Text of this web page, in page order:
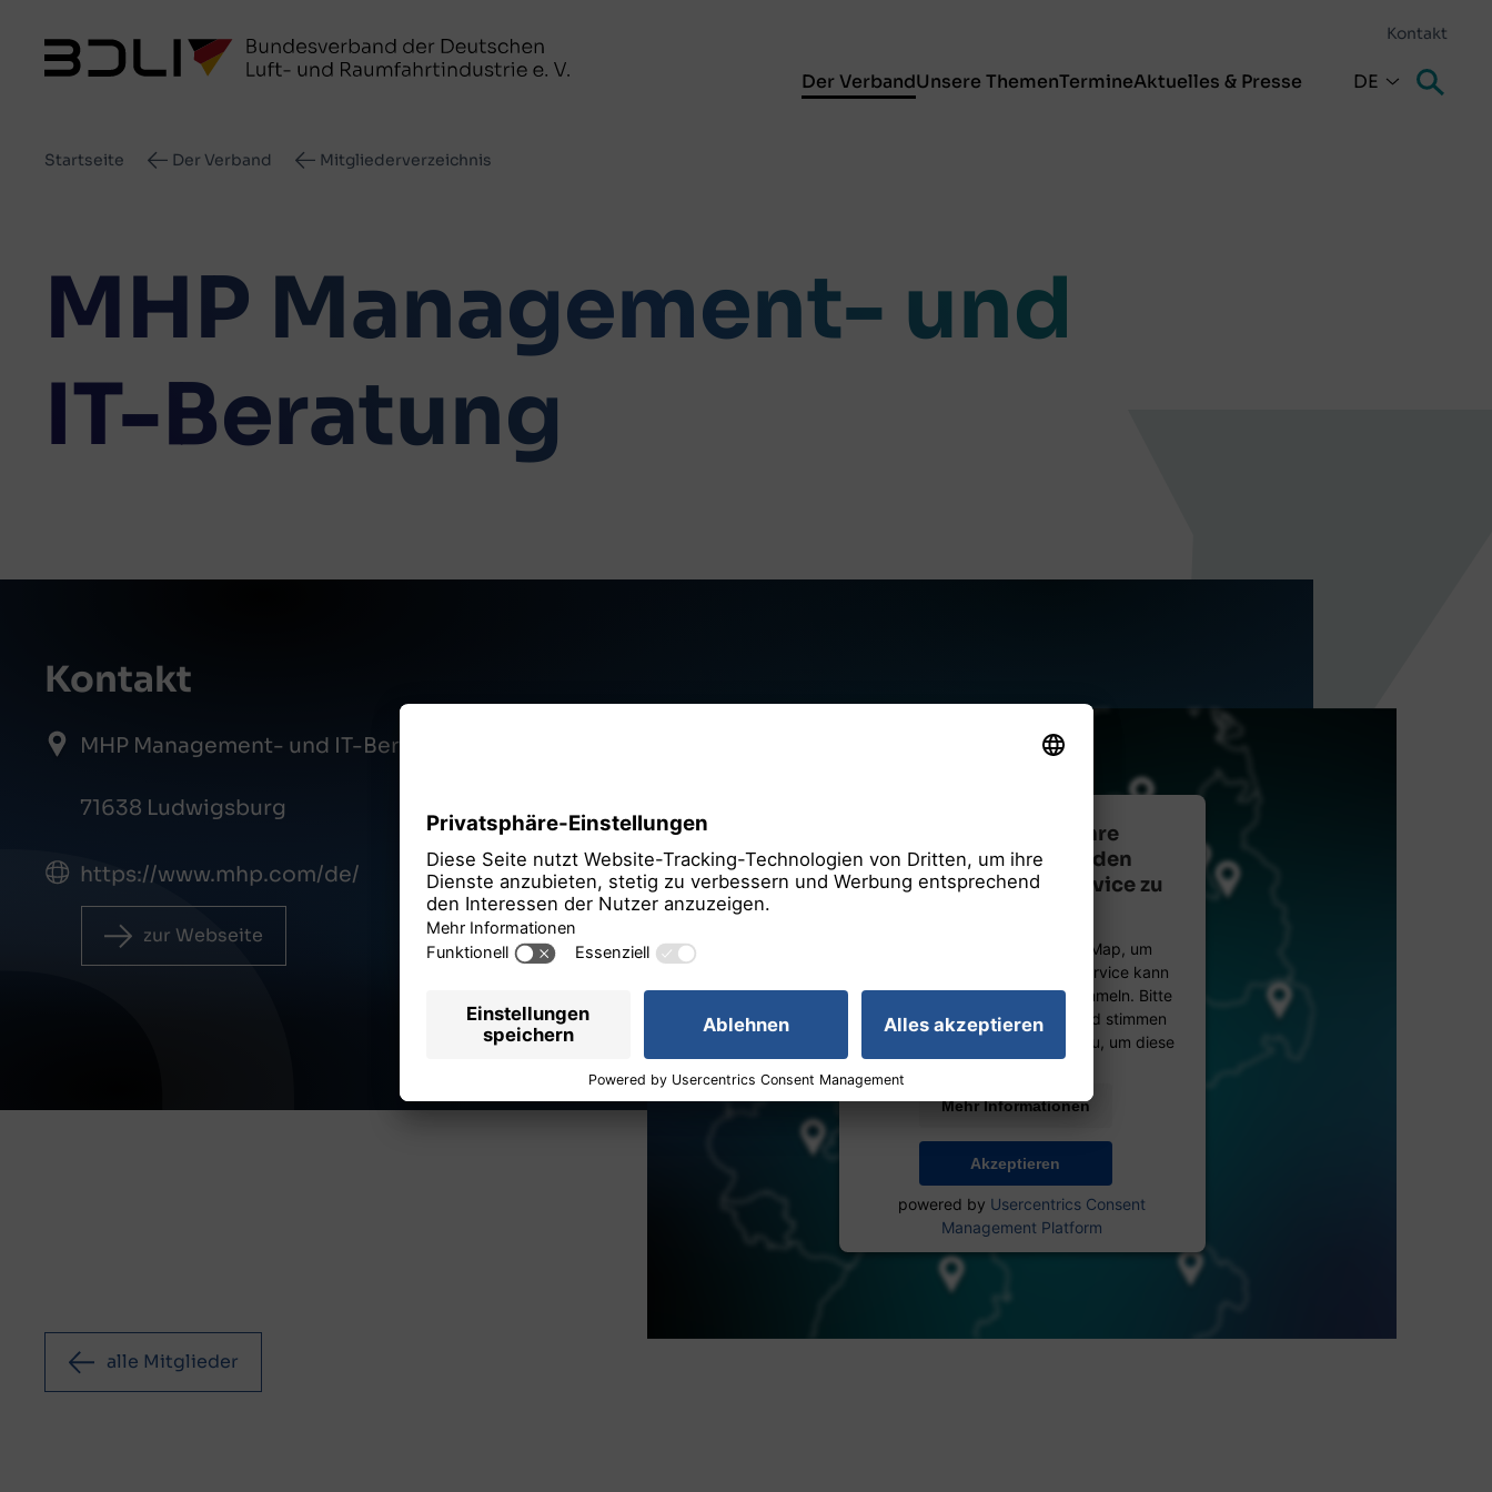
Kontakt
Der VerbandUnsere ThemenTermineAktuelles & Presse DE
Pfadnavigation
Startseite Der Verband Mitgliederverzeichnis
MHP Management- und
IT-Beratung
Kontakt
MHP Management- und IT-Beratung
71638 Ludwigsburg
https://www.mhp.com/de/
zur Webseite
Wir benötigen Ihre
Zustimmung, um den
OpenStreetMap-Service zu
Wir verwenden OpenStreetMap, um
Inhalte einzubetten. Dieser Service kann
Daten zu Ihren Aktivitäten sammeln. Bitte
lesen Sie die Details durch und stimmen
Sie der Nutzung des Service zu, um diese
Inhalte anzuzeigen.
Mehr Informationen
Akzeptieren
powered by Usercentrics Consent
Management Platform
alle Mitglieder